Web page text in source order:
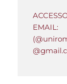
EMAIL: